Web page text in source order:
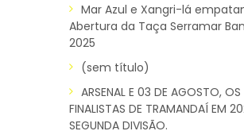
Mar Azul e Xangri-lá
Abertura da Taça Serramar
2025
(sem título)
ARSENAL E 03 DE AGOSTO, OS
FINALISTAS DE TRAMANDAÍ EM
SEGUNDA DIVISÃO.